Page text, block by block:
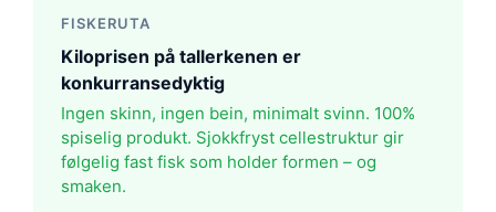
FISKERUTA
Kiloprisen på tallerkenen er
konkurransedyktig
Ingen skinn, ingen bein, minimalt svinn. 100%
spiselig produkt. Sjokkfryst cellestruktur gir
følgelig fast fisk som holder formen – og
smaken.